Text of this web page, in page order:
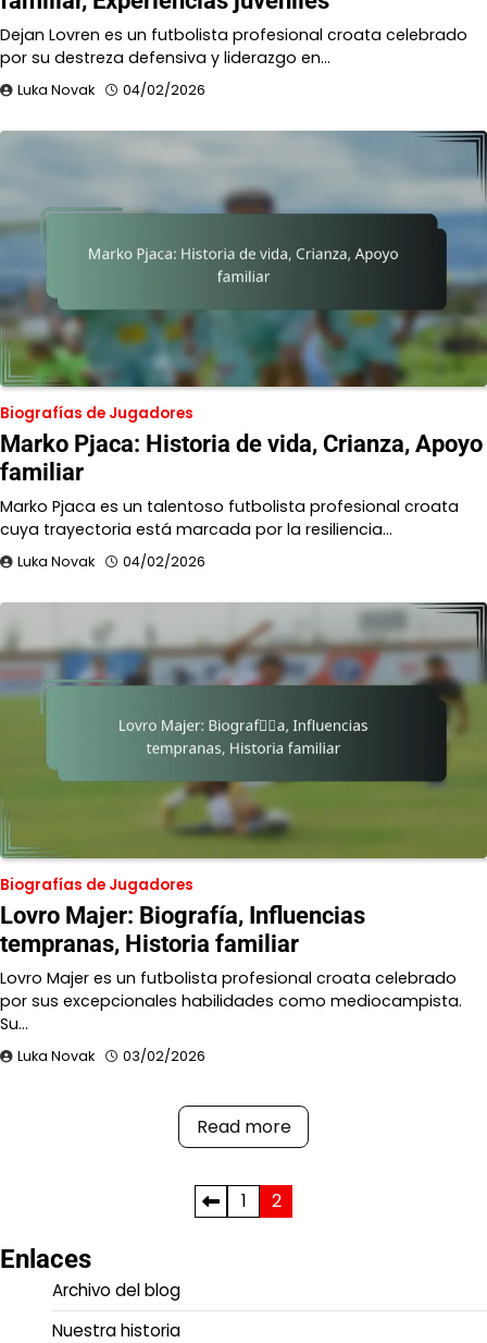
Dejan Lovren es un futbolista profesional croata celebrado
por su destreza defensiva y liderazgo en…
Luka Novak 04/02/2026
Biografías de Jugadores
Marko Pjaca: Historia de vida, Crianza, Apoyo
familiar
Marko Pjaca es un talentoso futbolista profesional croata
cuya trayectoria está marcada por la resiliencia…
Luka Novak 04/02/2026
Biografías de Jugadores
Lovro Majer: Biografía, Influencias
tempranas, Historia familiar
Lovro Majer es un futbolista profesional croata celebrado
por sus excepcionales habilidades como mediocampista.
Su…
Luka Novak 03/02/2026
Read more
pagination
1 2
Enlaces
Archivo del blog
Nuestra historia